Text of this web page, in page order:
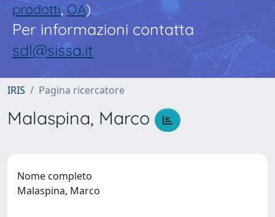
prodotti,OA)
Per informazioni contatta
sdl@sissa.it
IRIS Pagina ricercatore
Malaspina, Marco
Nome completo
Malaspina, Marco